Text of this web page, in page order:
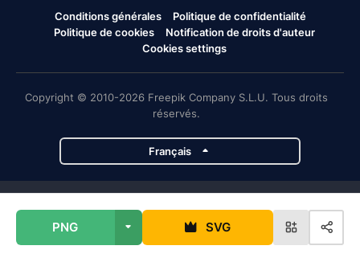
PNG SVG
Conditions générales
Politique de confidentialité
Politique de cookies
Notification de droits d'auteur
Cookies settings
Copyright © 2010-2026 Freepik Company S.L.U. Tous droits
réservés.
Français